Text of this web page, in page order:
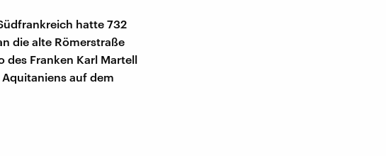
hatte 732
die alte Römerstraße
des Franken Karl Martell
auf dem